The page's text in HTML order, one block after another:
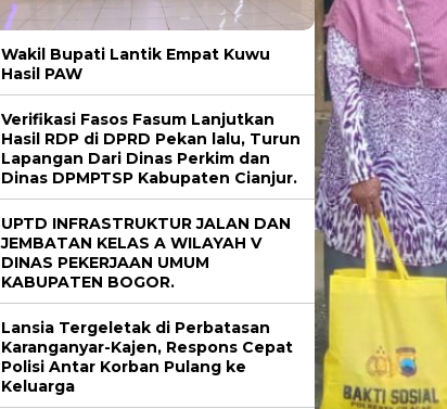
Wakil Bupati Lantik Empat Kuwu
Hasil PAW
Verifikasi Fasos Fasum Lanjutkan
Hasil RDP di DPRD Pekan lalu, Turun
Lapangan Dari Dinas Perkim dan
Dinas DPMPTSP Kabupaten Cianjur.
UPTD INFRASTRUKTUR JALAN DAN
JEMBATAN KELAS A WILAYAH V
DINAS PEKERJAAN UMUM
KABUPATEN BOGOR.
Lansia Tergeletak di Perbatasan
Karanganyar-Kajen, Respons Cepat
Polisi Antar Korban Pulang ke
Keluarga